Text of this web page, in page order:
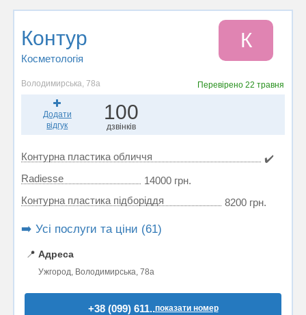
Контур
Косметологія
К
Володимирська, 78а Перевірено22 травня
Додати
відгук
100
дзвінків
Контурна пластика обличчя
✔️
Radiesse
14000 грн.
Контурна пластика підборіддя
8200 грн.
➡️ Усі послуги та ціни (61)
📍 Адреса
Ужгород, Володимирська, 78а
+38 (099) 611..показати номер